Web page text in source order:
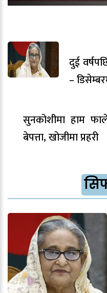
दुई
–
सुनकोशीमा हाम
बेपत्ता, खोजीमा प्रहरी